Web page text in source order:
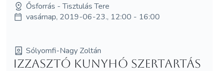
Ősforrás - Tisztulás Tere
vasárnap, 2019-06-23., 12:00 - 16:00
Sólyomfi-Nagy Zoltán
Izzasztó Kunyhó Szertartás